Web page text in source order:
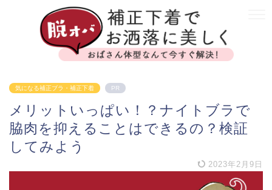
気になる補正ブラ・補正下着 PR
メリットいっぱい！？ナイトブラで
脇肉を抑えることはできるの？検証
してみよう
2023年2月9日